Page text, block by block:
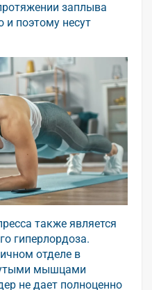
заплыва
и поэтому несут
также является
гиперлордоза.
отделе в
мышцами
не дает полноценно